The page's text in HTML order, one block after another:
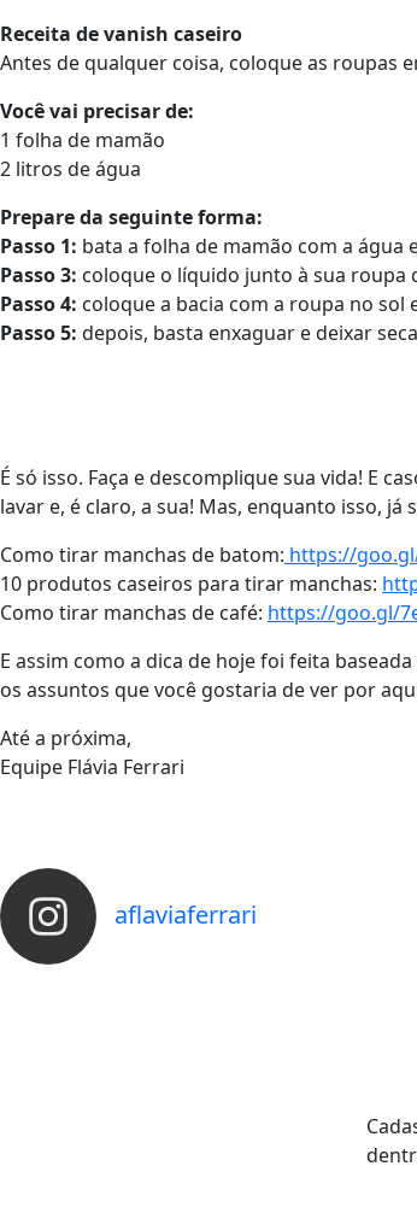
Receita de vanish caseiro
Antes de qualquer coisa, coloque as roupas
Você vai precisar de:
1 folha de mamão
2 litros de água
Prepare da seguinte forma:
Passo 1: bata a folha de mamão com a água
Passo 3: coloque o líquido junto à sua roupa
Passo 4: coloque a bacia com a roupa no sol
Passo 5: depois, basta enxaguar e deixar
É só isso. Faça e descomplique sua vida! E
lavar e, é claro, a sua! Mas, enquanto isso,
Como tirar manchas de batom: https://
10 produtos caseiros para tirar manchas:
Como tirar manchas de café: https://goo.gl/
E assim como a dica de hoje foi feita
os assuntos que você gostaria de ver por
Até a próxima,
Equipe Flávia Ferrari
aflaviaferrari